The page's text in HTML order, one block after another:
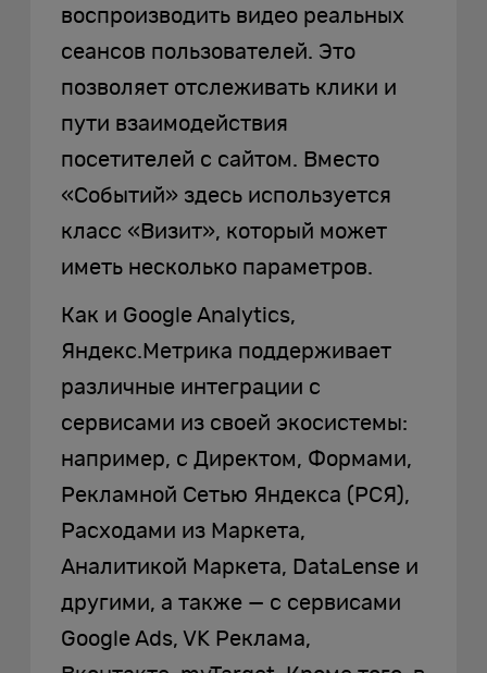
воспроизводить видео реальных
сеансов пользователей. Это
позволяет отслеживать клики и
пути взаимодействия
посетителей с сайтом. Вместо
«Событий» здесь используется
класс «Визит», который может
иметь несколько параметров.
Как и Google Analytics,
Яндекс.Метрика поддерживает
различные интеграции с
сервисами из своей экосистемы:
например, с Директом, Формами,
Рекламной Сетью Яндекса (РСЯ),
Расходами из Маркета,
Аналитикой Маркета, DataLense и
другими, а также — с сервисами
Google Ads, VK Реклама,